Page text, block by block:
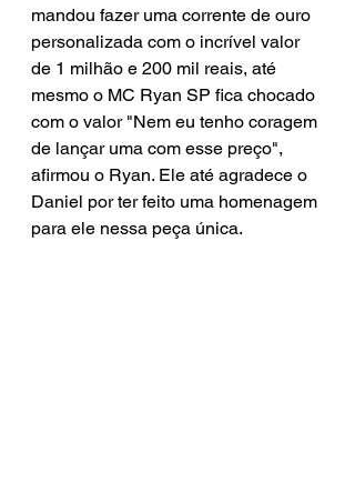
mandou fazer uma corrente de ouro
personalizada com o incrível valor
de 1 milhão e 200 mil reais, até
mesmo o MC Ryan SP fica chocado
com o valor "Nem eu tenho coragem
de lançar uma com esse preço",
afirmou o Ryan. Ele até agradece o
Daniel por ter feito uma homenagem
para ele nessa peça única.